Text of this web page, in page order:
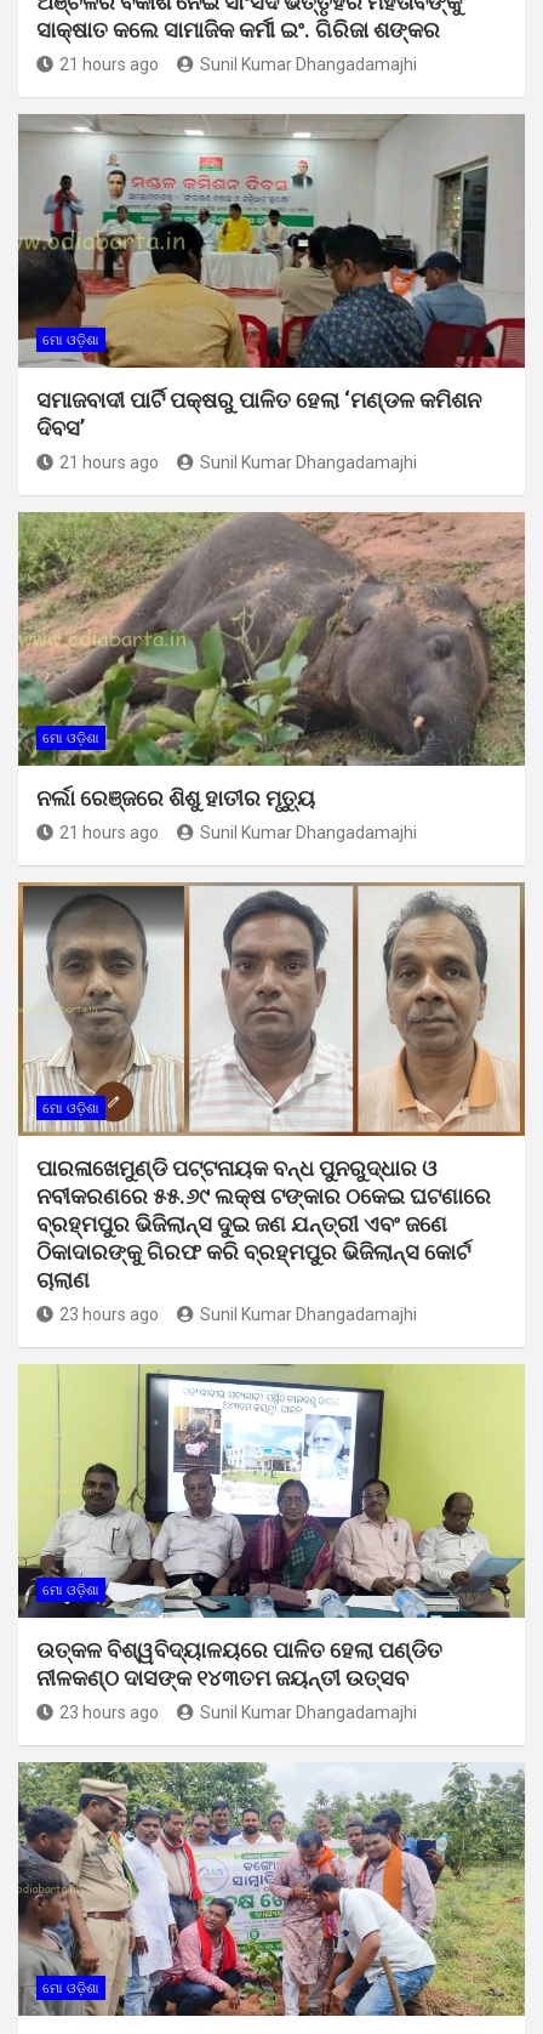
ସାକ୍ଷାତ କଲେ ସାମାଜିକ କର୍ମୀ ଇଂ. ଗିରିଜା ଶଙ୍କର
21 hours ago Sunil Kumar Dhangadamajhi
ମୋ ଓଡ଼ିଶା
ସମାଜବାଦୀ ପାର୍ଟି ପକ୍ଷରୁ ପାଳିତ ହେଲା ‘ମଣ୍ଡଳ କମିଶନ
ଦିବସ’
21 hours ago Sunil Kumar Dhangadamajhi
ମୋ ଓଡ଼ିଶା
ନର୍ଲା ରେଞ୍ଜରେ ଶିଶୁ ହାତୀର ମୃତ୍ୟୁ
21 hours ago Sunil Kumar Dhangadamajhi
ମୋ ଓଡ଼ିଶା
ପାରଳାଖେମୁଣ୍ଡି ପଟ୍ଟନାୟକ ବନ୍ଧ ପୁନରୁଦ୍ଧାର ଓ
ନବୀକରଣରେ ୫୫.୬୯ ଲକ୍ଷ ଟଙ୍କାର ଠକେଇ ଘଟଣାରେ
ବ୍ରହ୍ମପୁର ଭିଜିଲାନ୍ସ ଦୁଇ ଜଣ ଯନ୍ତ୍ରୀ ଏବଂ ଜଣେ
ଠିକାଦାରଙ୍କୁ ଗିରଫ କରି ବ୍ରହ୍ମପୁର ଭିଜିଲାନ୍ସ କୋର୍ଟ
ଚାଲାଣ
23 hours ago Sunil Kumar Dhangadamajhi
ମୋ ଓଡ଼ିଶା
ଉତ୍କଳ ବିଶ୍ୱବିଦ୍ୟାଳୟରେ ପାଳିତ ହେଲା ପଣ୍ଡିତ
ନୀଳକଣ୍ଠ ଦାସଙ୍କ ୧୪୩ତମ ଜୟନ୍ତୀ ଉତ୍ସବ
23 hours ago Sunil Kumar Dhangadamajhi
ମୋ ଓଡ଼ିଶା